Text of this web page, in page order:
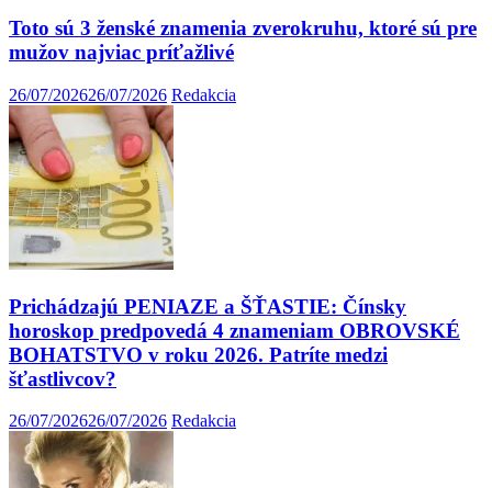
Toto sú 3 ženské znamenia zverokruhu, ktoré sú pre
mužov najviac príťažlivé
26/07/202626/07/2026 Redakcia
Prichádzajú PENIAZE a ŠŤASTIE: Čínsky
horoskop predpovedá 4 znameniam OBROVSKÉ
BOHATSTVO v roku 2026. Patríte medzi
šťastlivcov?
26/07/202626/07/2026 Redakcia